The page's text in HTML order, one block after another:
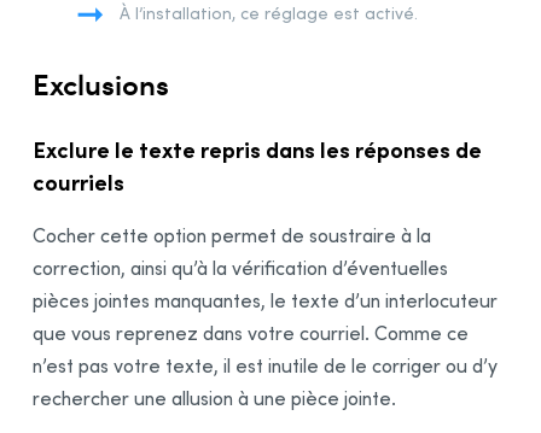
À l’installation, ce réglage est activé.
Exclusions
Exclure le texte repris dans les réponses de
courriels
Cocher cette option permet de soustraire à la
correction, ainsi qu’à la vérification d’éventuelles
pièces jointes manquantes, le texte d’un interlocuteur
que vous reprenez dans votre courriel. Comme ce
n’est pas votre texte, il est inutile de le corriger ou d’y
rechercher une allusion à une pièce jointe.